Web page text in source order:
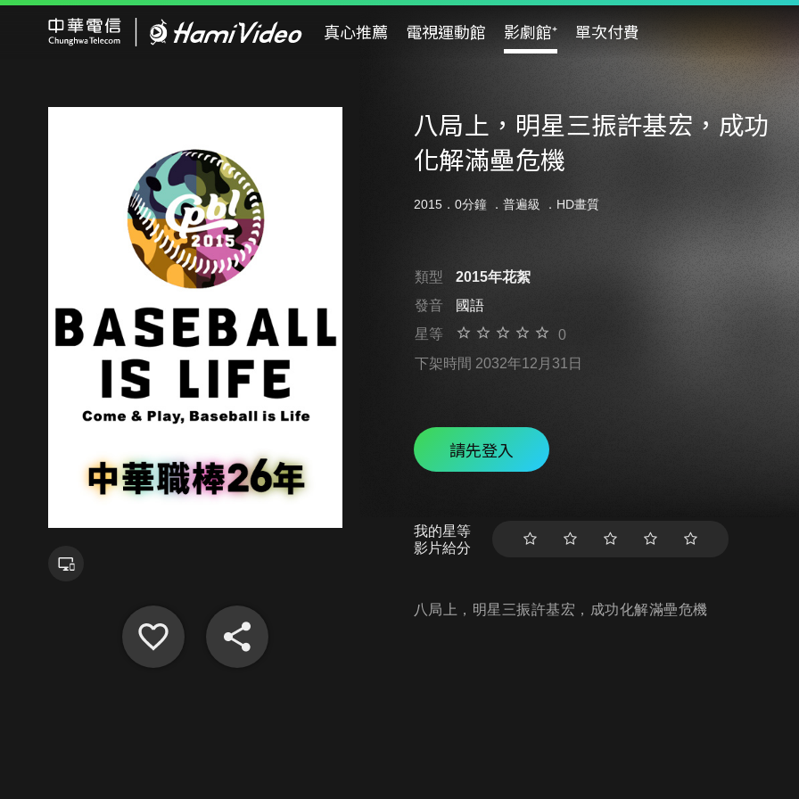
真心推薦 電視運動館 影劇館⁺ 單次付費
八局上，明星三振許基宏，成功
化解滿壘危機
2015．0分鐘 ． 普遍級 ．HD畫質
類型
2015年花絮
發音
國語
星等
0
下架時間 2032年12月31日
請先登入
我的星等
影片給分
八局上，明星三振許基宏，成功化解滿壘危機